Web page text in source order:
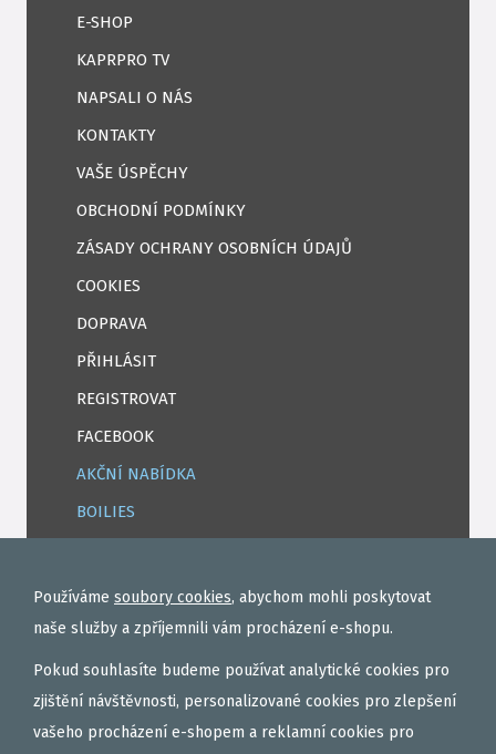
E-SHOP
KAPRPRO TV
NAPSALI O NÁS
KONTAKTY
VAŠE ÚSPĚCHY
OBCHODNÍ PODMÍNKY
ZÁSADY OCHRANY OSOBNÍCH ÚDAJŮ
COOKIES
DOPRAVA
PŘIHLÁSIT
REGISTROVAT
FACEBOOK
AKČNÍ NABÍDKA
BOILIES
TEKUTÉ
OBALOVAČKY
VAŘENÝ PARTIKL
BIŽUTERIE NA MONTÁŽE
DÁRKOVÝ POUKAZ, DÁRKOVÁ KAZETA
Používáme soubory cookies, abychom mohli poskytovat
naše služby a zpříjemnili vám procházení e-shopu.
Pokud souhlasíte budeme používat analytické cookies pro
zjištění návštěvnosti, personalizované cookies pro zlepšení
vašeho procházení e-shopem a reklamní cookies pro